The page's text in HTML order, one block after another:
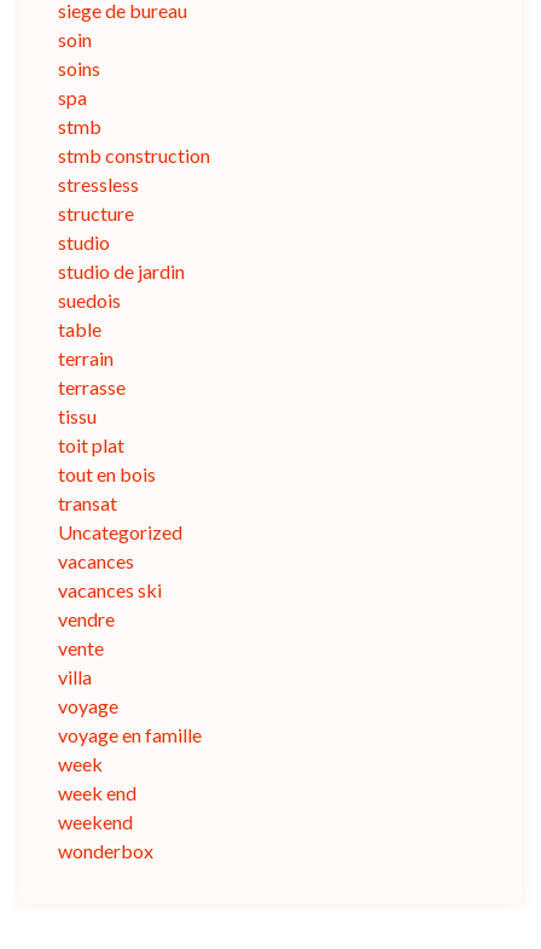
siege de bureau
soin
soins
spa
stmb
stmb construction
stressless
structure
studio
studio de jardin
suedois
table
terrain
terrasse
tissu
toit plat
tout en bois
transat
Uncategorized
vacances
vacances ski
vendre
vente
villa
voyage
voyage en famille
week
week end
weekend
wonderbox